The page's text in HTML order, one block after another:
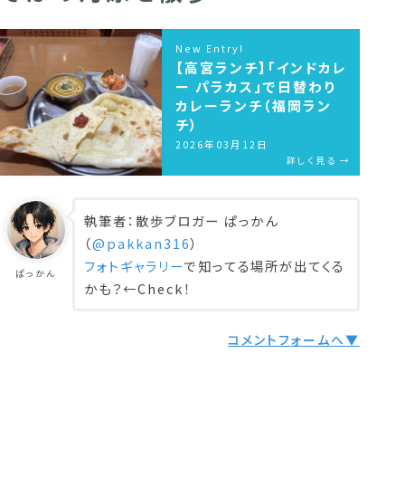
New Entry!
【高宮ランチ】「インドカレ
ー パラカス」で日替わり
カレーランチ（福岡ラン
チ）
2026年03月12日
詳しく見る →
ぱっかん
執筆者：散歩ブロガー ぱっかん
（@pakkan316）
フォトギャラリーで知ってる場所が出てくる
かも？←Check！
コメントフォームへ▼